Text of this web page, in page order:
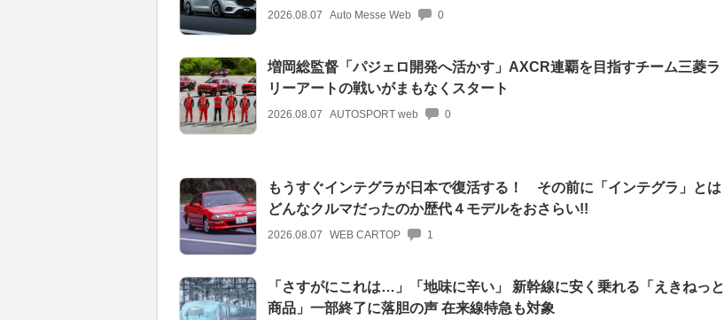
2026.08.07 Auto Messe Web 0
増岡総監督「パジェロ開発へ活かす」AXCR連覇を目指すチーム三菱ラ
リーアートの戦いがまもなくスタート
2026.08.07 AUTOSPORT web 0
もうすぐインテグラが日本で復活する！ その前に「インテグラ」とは
どんなクルマだったのか歴代４モデルをおさらい!!
2026.08.07 WEB CARTOP 1
「さすがにこれは…」「地味に辛い」 新幹線に安く乗れる「えきねっと
商品」一部終了に落胆の声 在来線特急も対象